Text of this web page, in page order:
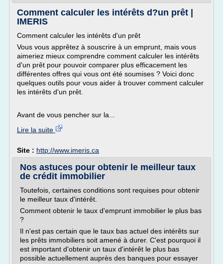
Comment calculer les intérêts d?un prêt |
IMERIS
Comment calculer les intérêts d'un prêt
Vous vous apprêtez à souscrire à un emprunt, mais vous
aimeriez mieux comprendre comment calculer les intérêts
d'un prêt pour pouvoir comparer plus efficacement les
différentes offres qui vous ont été soumises ? Voici donc
quelques outils pour vous aider à trouver comment calculer
les intérêts d'un prêt.
Avant de vous pencher sur la...
Lire la suite
Site : http://www.imeris.ca
Nos astuces pour obtenir le meilleur taux
de crédit immobilier
Toutefois, certaines conditions sont requises pour obtenir
le meilleur taux d'intérêt.
Comment obtenir le taux d'emprunt immobilier le plus bas
?
Il n'est pas certain que le taux bas actuel des intérêts sur
les prêts immobiliers soit amené à durer. C'est pourquoi il
est important d'obtenir un taux d'intérêt le plus bas
possible actuellement auprès des banques pour essayer